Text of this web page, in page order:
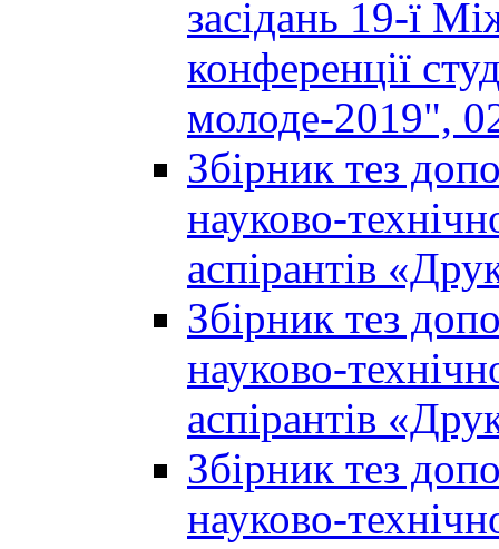
засідань 19-ї
конференції
молоде-2019",
Збірник тез
науково-
аспірантів
Збірник тез
науково-
аспірантів
Збірник тез
науково-